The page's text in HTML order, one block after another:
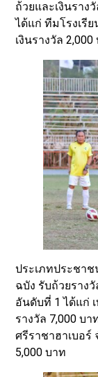
ถ้วยและเงินราง
ได้แก่ ทีมโรงเรี
เงินรางวัล 2,000
ประเภทประชา
ฉบัง รับถ้วยราง
อันดับที่ 1 ได้แก่
รางวัล 7,000 บ
ศรีราชาฮาเบอร์
5,000 บาท